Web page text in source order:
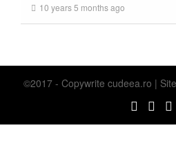
10 years 5 months ago
©2017 - Copywrite cudeea.ro |